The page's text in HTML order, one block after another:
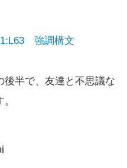
強調構文
後半で、友達と不思議な